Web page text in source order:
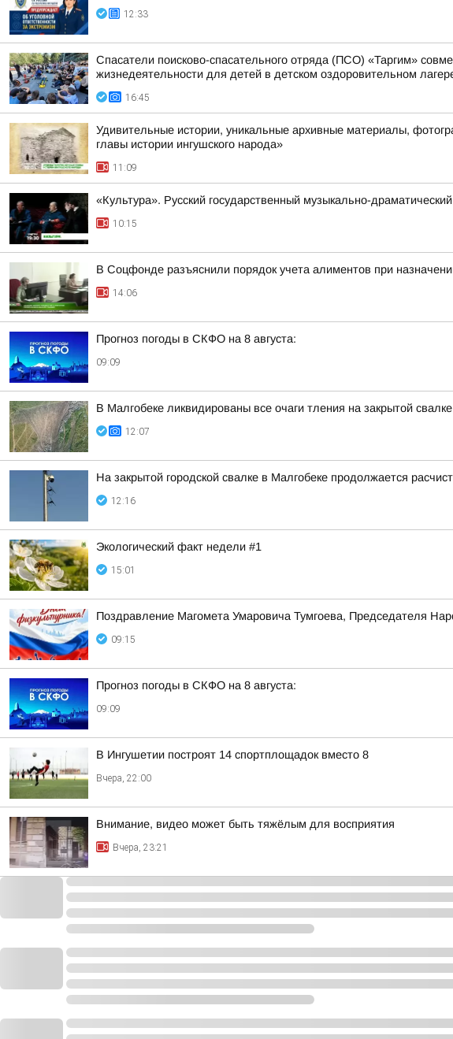
12:33
Спасатели поисково-спасательного отряда (ПСО) «Таргим»
жизнедеятельности для детей в детском оздоровительном
16:45
Удивительные истории, уникальные архивные материалы,
главы истории ингушского народа»
11:09
«Культура». Русский государственный музыкально-
10:15
В Соцфонде разъяснили порядок учета алиментов при
14:06
Прогноз погоды в СКФО на 8 августа:
09:09
В Малгобеке ликвидированы все очаги тления на закрытой свалке
12:07
На закрытой городской свалке в Малгобеке продолжается
12:16
Экологический факт недели #1
15:01
Поздравление Магомета Умаровича Тумгоева, Председателя
09:15
Прогноз погоды в СКФО на 8 августа:
09:09
В Ингушетии построят 14 спортплощадок вместо 8
Вчера, 22:00
Внимание, видео может быть тяжёлым для восприятия
Вчера, 23:21